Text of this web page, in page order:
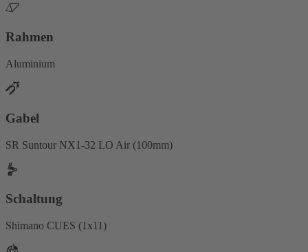
Rahmen
Aluminium
Gabel
SR Suntour NX1-32 LO Air (100mm)
Schaltung
Shimano CUES (1x11)